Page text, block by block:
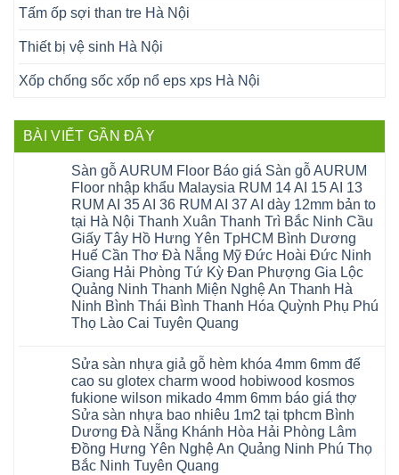
Tấm ốp sợi than tre Hà Nội
Thiết bị vệ sinh Hà Nội
Xốp chống sốc xốp nổ eps xps Hà Nội
BÀI VIẾT GẦN ĐÂY
Sàn gỗ AURUM Floor Báo giá Sàn gỗ AURUM
Floor nhập khẩu Malaysia RUM 14 AI 15 AI 13
RUM AI 35 AI 36 RUM AI 37 AI dày 12mm bản to
tại Hà Nội Thanh Xuân Thanh Trì Bắc Ninh Cầu
Giấy Tây Hồ Hưng Yên TpHCM Bình Dương
Huế Cần Thơ Đà Nẵng Mỹ Đức Hoài Đức Ninh
Giang Hải Phòng Tứ Kỳ Đan Phượng Gia Lộc
Quảng Ninh Thanh Miện Nghệ An Thanh Hà
Ninh Bình Thái Bình Thanh Hóa Quỳnh Phụ Phú
Thọ Lào Cai Tuyên Quang
bình
luận
ở
Sàn
gỗ
AURUM
Floor
Báo
giá
Sàn
Sửa sàn nhựa giả gỗ hèm khóa 4mm 6mm đế
cao su glotex charm wood hobiwood kosmos
fukione wilson mikado 4mm 6mm báo giá thợ
Sửa sàn nhựa bao nhiêu 1m2 tại tphcm Bình
Dương Đà Nẵng Khánh Hòa Hải Phòng Lâm
Đồng Hưng Yên Nghệ An Quảng Ninh Phú Thọ
Bắc Ninh Tuyên Quang